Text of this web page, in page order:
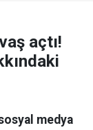
açtı!
medya